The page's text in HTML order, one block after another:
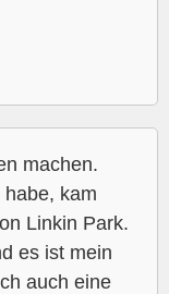
machen.
kam
Linkin Park.
es ist mein
auch eine